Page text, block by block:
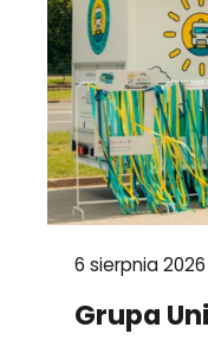
6 sierpnia 2026
Grupa